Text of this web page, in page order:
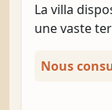
La villa
une vaste
Nous